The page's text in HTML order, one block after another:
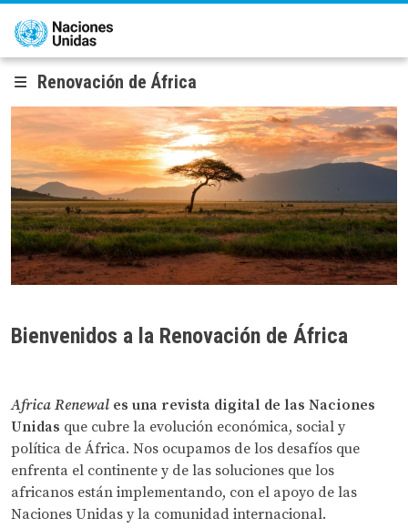
Pasar al contenido principal
Renovación de África
Bienvenidos a la Renovación de África
Africa Renewal es una revista digital de las Naciones
Unidas que cubre la evolución económica, social y
política de África. Nos ocupamos de los desafíos que
enfrenta el continente y de las soluciones que los
africanos están implementando, con el apoyo de las
Naciones Unidas y la comunidad internacional.